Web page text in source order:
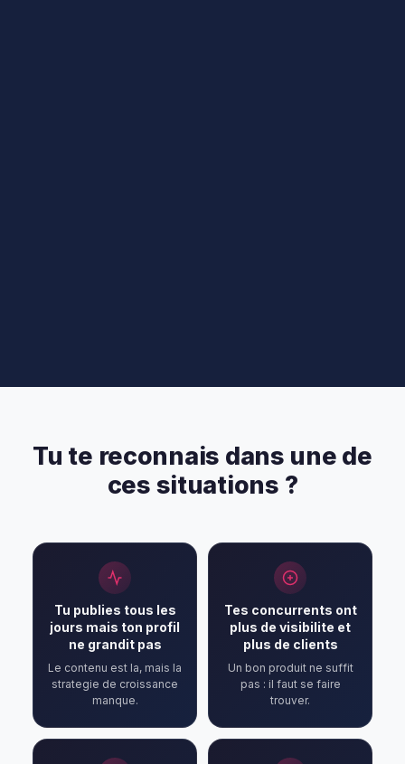
Tu te reconnais dans une de
ces situations ?
Tu publies tous les
jours mais ton profil
ne grandit pas
Le contenu est la, mais la
strategie de croissance
manque.
Tes concurrents ont
plus de visibilite et
plus de clients
Un bon produit ne suffit
pas : il faut se faire
trouver.